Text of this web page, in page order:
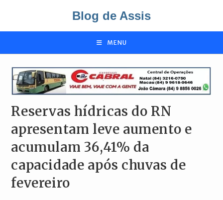
o
Blog de Assis
MENU
Reservas hídricas do RN
apresentam leve aumento e
acumulam 36,41% da
capacidade após chuvas de
fevereiro